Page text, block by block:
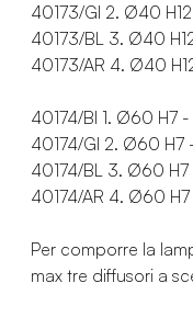
40173/GI 2. Ø40
40173/BL 3. Ø40
40173/AR 4. Ø40
40174/BI 1. Ø60 H7
40174/GI 2. Ø60 H7
40174/BL 3. Ø60
40174/AR 4. Ø60
Per comporre la
max tre diffusori a